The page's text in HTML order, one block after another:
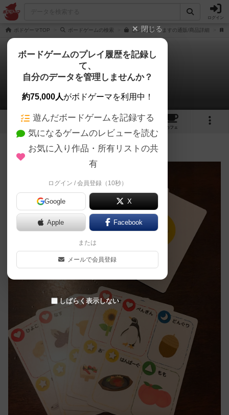
ログイン
ボドゲーマTOP ボードゲームの検索 ヒントをいいますの通販/商品詳細
ヒントをいいます
みき@目のまどさんのルール/インスト
8 4
カフェ
620名 1名 0 7年以上前
閉じる
ボードゲームのプレイ履歴を記録し
て、
自分のデータを管理しませんか？
約75,000人がボドゲーマを利用中！
遊んだボードゲームを記録する
気になるゲームのレビューを読む
お気に入り作品・所有リストの共
有
ログイン / 会員登録（10秒）
Google X
Apple Facebook
または
メールで会員登録
しばらく表示しない